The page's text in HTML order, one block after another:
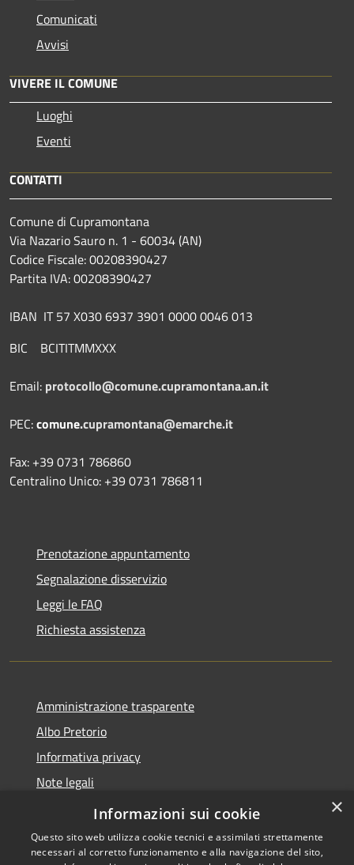
Comunicati
Avvisi
VIVERE IL COMUNE
Luoghi
Eventi
CONTATTI
Comune di Cupramontana
Via Nazario Sauro n. 1 - 60034 (AN)
Codice Fiscale: 00208390427
Partita IVA: 00208390427
IBAN IT 57 X030 6937 3901 0000 0046 013
BIC BCITITMMXXX
Email: protocollo@comune.cupramontana.an.it
PEC:comune.cupramontana@emarche.it
Fax: +39 0731 786860
Centralino Unico: +39 0731 786811
Prenotazione appuntamento
Segnalazione disservizio
Leggi le FAQ
Richiesta assistenza
Amministrazione trasparente
Albo Pretorio
Informativa privacy
Note legali
Dichiarazione di accessibilità
×
Informazioni sui cookie
Questo sito web utilizza cookie tecnici e assimilati strettamente
necessari al corretto funzionamento e alla navigazione del sito,